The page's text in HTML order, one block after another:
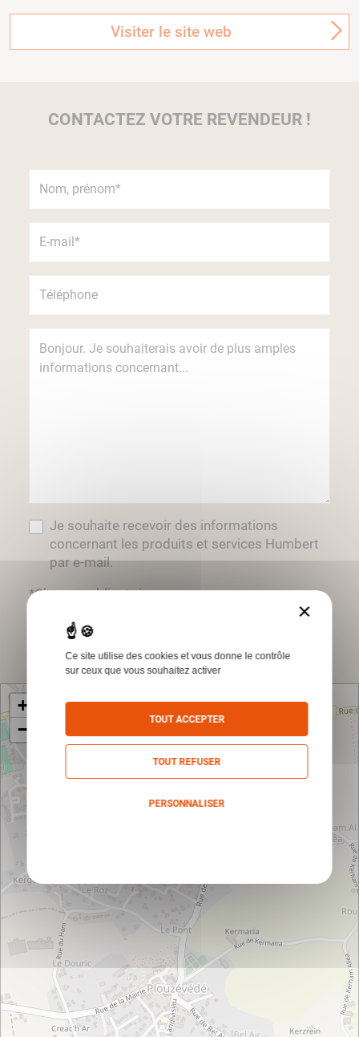
Visiter le site web
CONTACTEZ VOTRE REVENDEUR !
Je souhaite recevoir des informations
concernant les produits et services Humbert
par e-mail.
*Champs obligatoires
+
−
×
Ce site utilise des cookies et vous donne le contrôle
sur ceux que vous souhaitez activer
TOUT ACCEPTER
TOUT REFUSER
PERSONNALISER